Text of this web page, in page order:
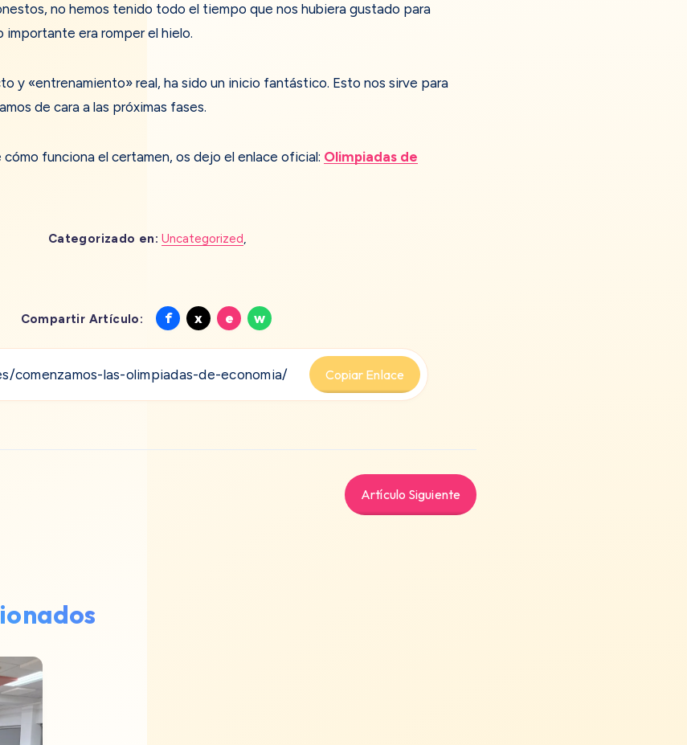
no hemos tenido todo el tiempo que nos hubiera gustado para
importante era romper el hielo.
y «entrenamiento» real, ha sido un inicio fantástico. Esto nos sirve para
de cara a las próximas fases.
cómo funciona el certamen, os dejo el enlace oficial: Olimpiadas de
Categorizado en: Uncategorized,
Compartir Artículo: fCompartir
Facebook
xCompartir
X
eCompartir
wCompartir
WhatsappCopiar Enlace
Artículo Siguiente